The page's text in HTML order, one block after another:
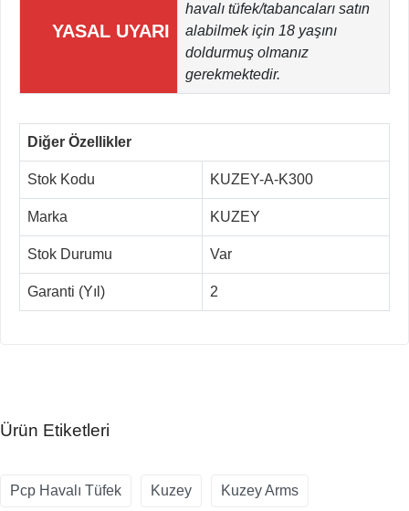
YASAL UYARI
havalı tüfek/tabancaları satın
alabilmek için 18 yaşını
doldurmuş olmanız
gerekmektedir.
Diğer Özellikler
Stok Kodu KUZEY-A-K300
Marka KUZEY
Stok Durumu Var
Garanti (Yıl) 2
Ürün Etiketleri
Pcp Havalı Tüfek Kuzey Kuzey Arms